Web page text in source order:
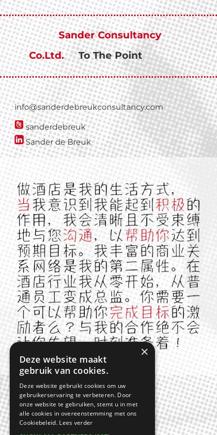
Door
naar
de
hoofd
inhoud
Sander Consultancy
Co.Ltd.
To The Point
info@sanderdebreukconsultancy.com
sanderdebreuk
Sander de Breuk
×
Deze website maakt
gebruik van cookies.
Deze website gebruikt cookies om uw
gebruikerservaring te verbeteren. Door
onze website te gebruiken, stemt u in met
alle cookies in overeenstemming met ons
Cookiebeleid. Lees verder